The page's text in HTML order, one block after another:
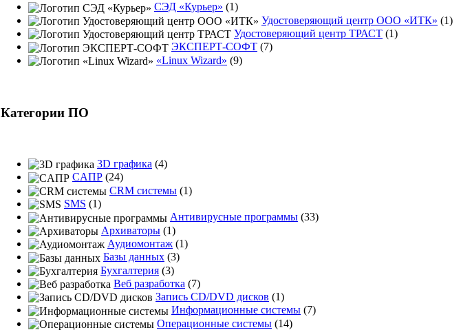
СЭД «Курьер» (1)
Удостоверяющий центр ООО «ИТК» (1)
Удостоверяющий центр ТРАСТ (1)
ЭКСПЕРТ-СОФТ (7)
«Linux Wizard» (9)
Категории ПО
3D графика (4)
CAПР (24)
CRM системы (1)
SMS (1)
Антивирусные программы (33)
Архиваторы (1)
Аудиомонтаж (1)
Базы данных (3)
Бухгалтерия (3)
Веб разработка (7)
Запись CD/DVD дисков (1)
Информационные системы (7)
Операционные системы (14)